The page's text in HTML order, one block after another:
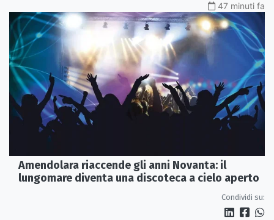
47 minuti fa
Amendolara riaccende gli anni Novanta: il
lungomare diventa una discoteca a cielo aperto
Condividi su: